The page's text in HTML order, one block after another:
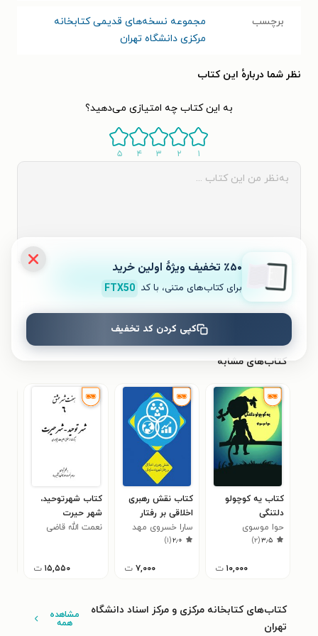
برچسب
مجموعه نسخه‌های قدیمی کتابخانه
مرکزی دانشگاه تهران
نظر شما دربارهٔ این کتاب
به این کتاب چه امتیازی می‌دهید؟
۱ ۲ ۳ ۴ ۵
ثبت نظر
نظری برای کتاب ثبت نشده است.
کتاب‌های مشابه
کتاب یه کوچولو
دلتنگی
حوا موسوی
۳٫۵(۲)
۱۰,۰۰۰ ت
کتاب نقش رهبری
اخلاقی بر رفتار
شهروند سازمانی
سارا خسروی مهد
۲٫۰(۱)
۷,۰۰۰ ت
کتاب شهرتوحید،
شهر حیرت
نعمت الله قاضی
۱۵,۵۵۰ ت
کتاب‌های کتابخانه مرکزی و مرکز اسناد دانشگاه
تهران
مشاهده
همه
٪۵۰ تخفیف ویژۀ اولین خرید
برای کتاب‌های متنی، با کد FTX50
کپی کردن کد تخفیف